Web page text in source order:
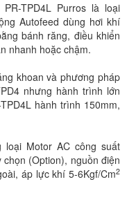
TPD4L Purros là loại
Autofeed dùng hơi khí
bánh răng, điều khiển
nhanh hoặc chậm.
khoan và phương pháp
nhưng hành trình lớn
hành trình 150mm,
loại Motor AC công suất
(Option), nguồn điện
áp lực khí 5-6Kgf/Cm2